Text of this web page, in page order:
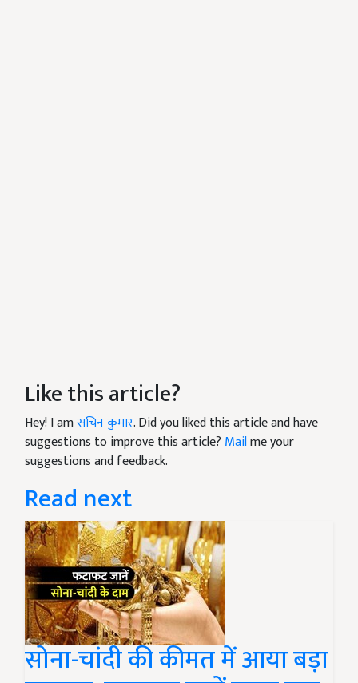
Like this article?
Hey! I amसचिन कुमार. Did you liked this article and have
suggestions to improve this article? Mailme your
suggestions and feedback.
Read next
सोना-चांदी की कीमत में आया बड़ा